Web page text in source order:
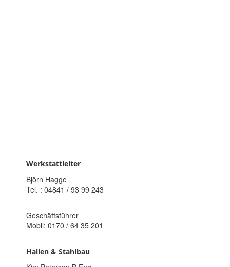
Werkstattleiter
Björn Hagge
Tel. : 04841 / 93 99 243
Geschäftsführer
Mobil: 0170 / 64 35 201
Hallen & Stahlbau